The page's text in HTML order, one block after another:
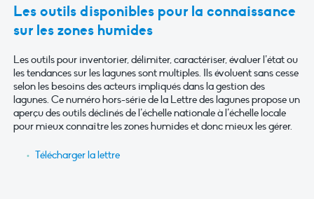
Les outils disponibles pour la connaissance
sur les zones humides
Les outils pour inventorier, délimiter, caractériser, évaluer l’état ou
les tendances sur les lagunes sont multiples. Ils évoluent sans cesse
selon les besoins des acteurs impliqués dans la gestion des
lagunes. Ce numéro hors-série de la Lettre des lagunes propose un
aperçu des outils déclinés de l’échelle nationale à l’échelle locale
pour mieux connaître les zones humides et donc mieux les gérer.
Télécharger la lettre